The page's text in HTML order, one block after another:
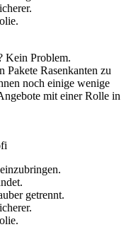
Kein Problem.
Pakete Rasenkanten zu
noch einige wenige
mit einer Rolle in
getrennt.